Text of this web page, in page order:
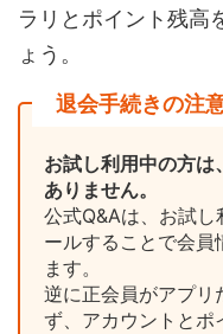
ラリとポイント残高
ょう。
退会手続きの注
お試し利用中の方
ありません。
公式Q&Aは、お試し
ールすることで会員
ます。
逆に正会員がアプリ
ず、アカウントとポ